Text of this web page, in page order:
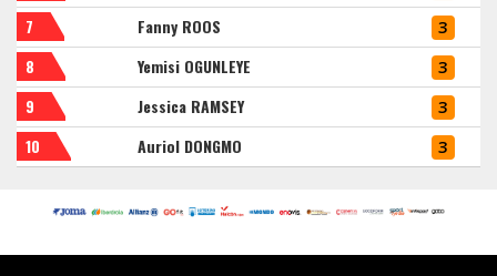
7 Fanny ROOS 3
8 Yemisi OGUNLEYE 3
9 Jessica RAMSEY 3
10 Auriol DONGMO 3